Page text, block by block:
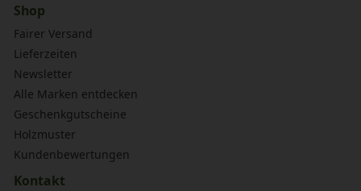
Shop
Fairer Versand
Lieferzeiten
Newsletter
Alle Marken entdecken
Geschenkgutscheine
Holzmuster
Kundenbewertungen
Kontakt